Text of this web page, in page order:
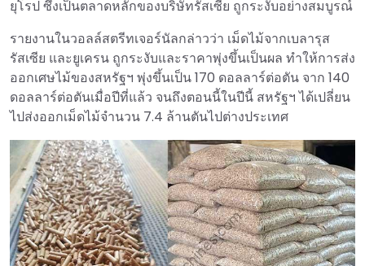
ยุโรป ซึ่งเป็นตลาดหลักของบริษัทรัสเซีย ถูกระงับอย่างสมบูรณ์
รายงานในวอลล์สตรีทเจอร์นัลกล่าวว่า เม็ดไม้จากเบลารุส
รัสเซีย และยูเครน ถูกระงับและราคาพุ่งขึ้นเป็นผล ทำให้การส่ง
ออกเศษไม้ของสหรัฐฯ พุ่งขึ้นเป็น 170 ดอลลาร์ต่อตัน จาก 140
ดอลลาร์ต่อตันเมื่อปีที่แล้ว จนถึงตอนนี้ในปีนี้ สหรัฐฯ ได้เปลี่ยน
ไปส่งออกเม็ดไม้จำนวน 7.4 ล้านตันไปต่างประเทศ